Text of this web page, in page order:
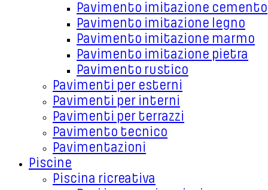
Pavimento imitazione cemento
Pavimento imitazione legno
Pavimento imitazione marmo
Pavimento imitazione pietra
Pavimento rustico
Pavimenti per esterni
Pavimenti per interni
Pavimenti per terrazzi
Pavimento tecnico
Pavimentazioni
Piscine
Piscina ricreativa